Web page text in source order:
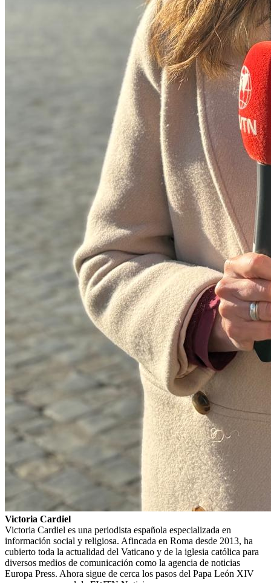
Victoria Cardiel
Victoria Cardiel es una periodista española especializada en
información social y religiosa. Afincada en Roma desde 2013, ha
cubierto toda la actualidad del Vaticano y de la iglesia católica para
diversos medios de comunicación como la agencia de noticias
Europa Press. Ahora sigue de cerca los pasos del Papa León XIV